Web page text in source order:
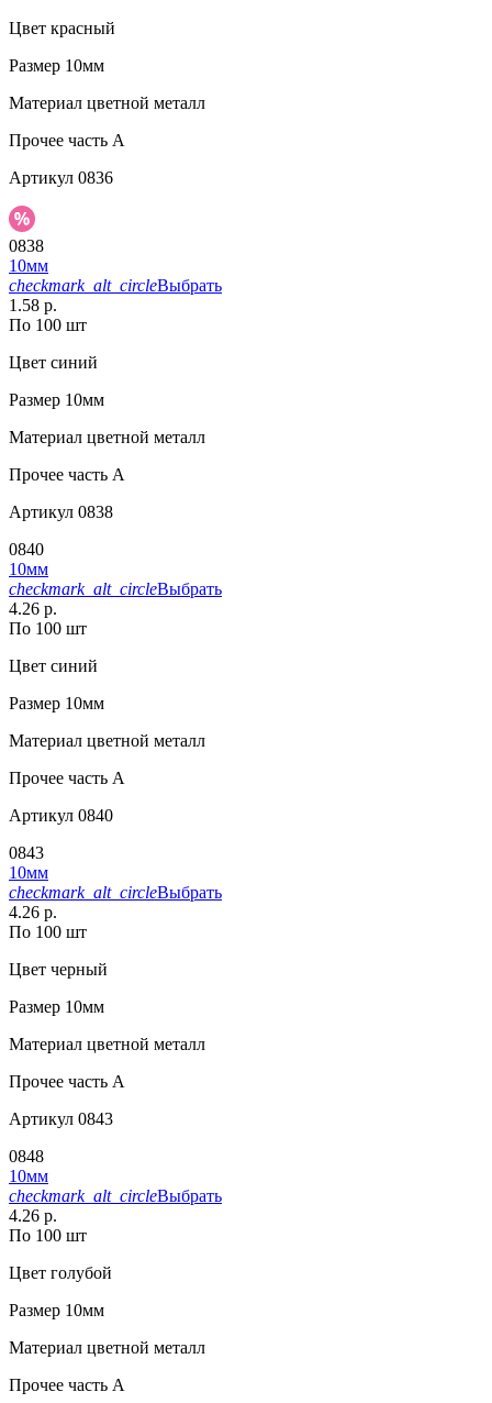
Цвет красный
Размер 10мм
Материал цветной металл
Прочее часть A
Артикул 0836
0838
10мм
checkmark_alt_circleВыбрать
1.58 р.
По 100 шт
Цвет синий
Размер 10мм
Материал цветной металл
Прочее часть A
Артикул 0838
0840
10мм
checkmark_alt_circleВыбрать
4.26 р.
По 100 шт
Цвет синий
Размер 10мм
Материал цветной металл
Прочее часть A
Артикул 0840
0843
10мм
checkmark_alt_circleВыбрать
4.26 р.
По 100 шт
Цвет черный
Размер 10мм
Материал цветной металл
Прочее часть A
Артикул 0843
0848
10мм
checkmark_alt_circleВыбрать
4.26 р.
По 100 шт
Цвет голубой
Размер 10мм
Материал цветной металл
Прочее часть A